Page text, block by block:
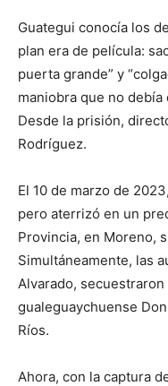
Guategui conocía los
plan era de película:
puerta grande” y
maniobra que no
Desde la prisión,
Rodríguez.
El 10 de marzo de
pero aterrizó en un
Provincia, en Moreno,
Simultáneamente, las
Alvarado,
gualeguaychuense
Ríos.
Ahora, con la captura